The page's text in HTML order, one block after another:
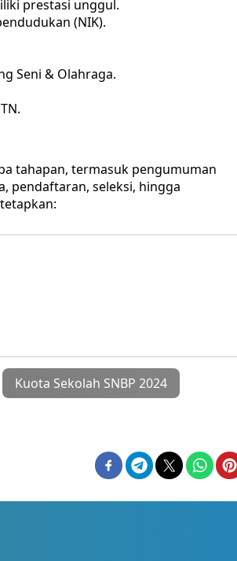
prestasi unggul.
(NIK).
Seni & Olahraga.
tahapan, termasuk pengumuman
pendaftaran, seleksi, hingga
Kuota Sekolah SNBP 2024